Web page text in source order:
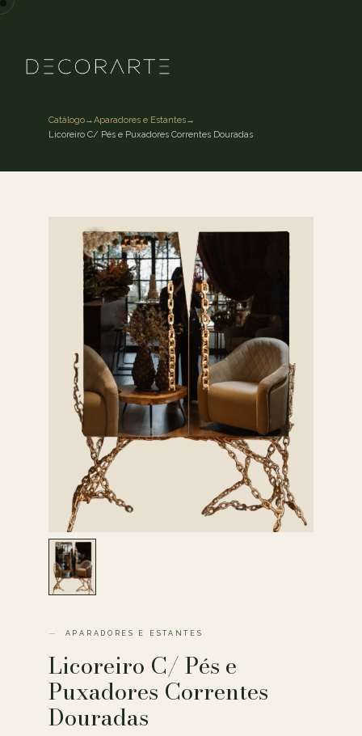
Catálogo→Aparadores e Estantes→
Licoreiro C/ Pés e Puxadores Correntes Douradas
APARADORES E ESTANTES
Licoreiro C/ Pés e
Puxadores Correntes
Douradas